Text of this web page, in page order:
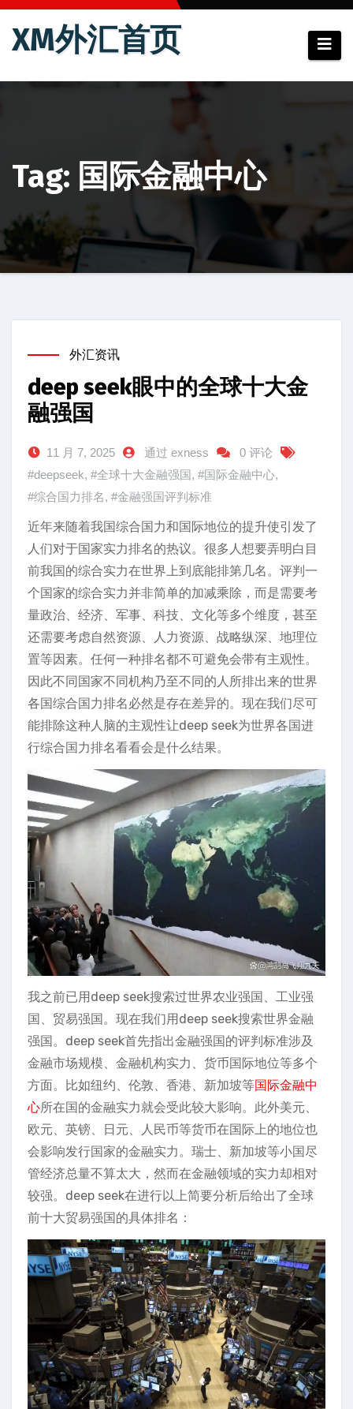
跳
XM外汇首页
Tag: 国际金融中心
外汇资讯
deep seek眼中的全球十大金
融强国
11 月 7, 2025 通过 exness
0 评论
#deepseek, #全球十大金融强国 , #国际金融中心,
#综合国力排名, #金融强国评判标准
近年来随着我国综合国力和国际地位的提升使引发了
人们对于国家实力排名的热议。很多人想要弄明白目
前我国的综合实力在世界上到底能排第几名。评判一
个国家的综合实力并非简单的加减乘除，而是需要考
量政治、经济、军事、科技、文化等多个维度，甚至
还需要考虑自然资源、人力资源、战略纵深、地理位
置等因素。任何一种排名都不可避免会带有主观性。
因此不同国家不同机构乃至不同的人所排出来的世界
各国综合国力排名必然是存在差异的。现在我们尽可
能排除这种人脑的主观性让deep seek为世界各国进
行综合国力排名看看会是什么结果。
我之前已用deep seek搜索过世界农业强国、工业强
国、贸易强国。现在我们用deep seek搜索世界金融
强国。deep seek首先指出金融强国的评判标准涉及
金融市场规模、金融机构实力、货币国际地位等多个
方面。比如纽约、伦敦、香港、新加坡等国际金融中
心所在国的金融实力就会受此较大影响。此外美元、
欧元、英镑、日元、人民币等货币在国际上的地位也
会影响发行国家的金融实力。瑞士、新加坡等小国尽
管经济总量不算太大，然而在金融领域的实力却相对
较强。deep seek在进行以上简要分析后给出了全球
前十大贸易强国的具体排名：